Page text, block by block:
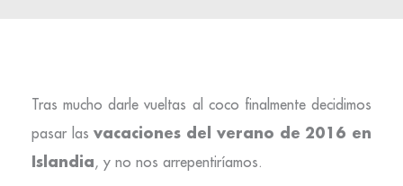
Tras mucho darle vueltas al coco finalmente decidimos
pasar lasvacaciones del verano de 2016 en
Islandia, y no nos arrepentiríamos.